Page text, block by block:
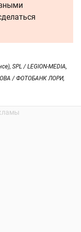
SPL / LEGION-MEDIA,
/ ФОТОБАНК ЛОРИ,